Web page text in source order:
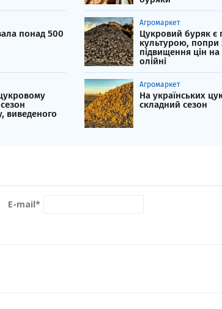
понад 500
виведеного
Агромаркет
Цукровий буряк
культурою, попри
підвищення цін на
олійні
Агромаркет
На українських
складний сезон
E-mail*